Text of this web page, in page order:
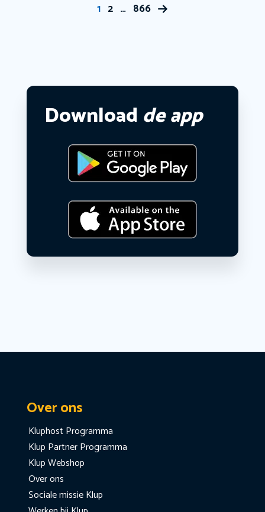
1 2 … 866
Download de app
Over ons
Kluphost Programma
Klup Partner Programma
Klup Webshop
Over ons
Sociale missie Klup